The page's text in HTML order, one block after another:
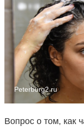
Peterburg2.ru
Вопрос о том, как